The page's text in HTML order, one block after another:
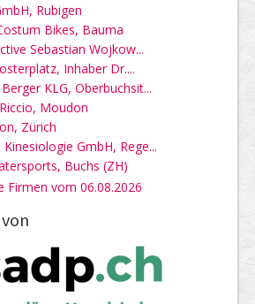
Rubigen
Bikes, Bauma
Sebastian Wojkow...
Inhaber Dr....
KLG, Oberbuchsit...
Moudon
Zürich
GmbH, Rege...
Buchs (ZH)
Firmen vom 06.08.2026